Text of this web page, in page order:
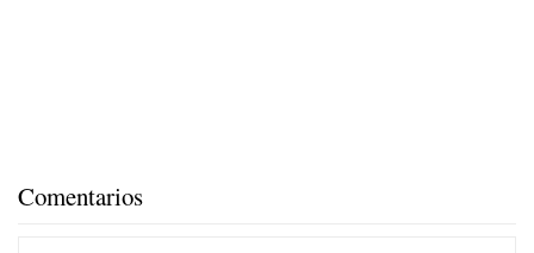
Comentarios